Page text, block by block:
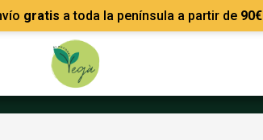
gratis a toda la península a partir de 90€